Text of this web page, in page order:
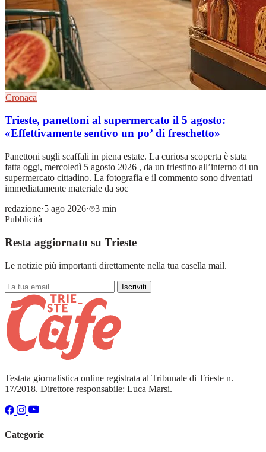
Cronaca
Trieste, panettoni al supermercato il 5 agosto:
«Effettivamente sentivo un po’ di freschetto»
Panettoni sugli scaffali in piena estate. La curiosa scoperta è stata
fatta oggi, mercoledì 5 agosto 2026 , da un triestino all’interno di un
supermercato cittadino. La fotografia e il commento sono diventati
immediatamente materiale da soc
redazione·5 ago 2026·
3 min
Pubblicità
Resta aggiornato su Trieste
Le notizie più importanti direttamente nella tua casella mail.
Iscriviti
Testata giornalistica online registrata al Tribunale di Trieste n.
17/2018. Direttore responsabile: Luca Marsi.
Categorie